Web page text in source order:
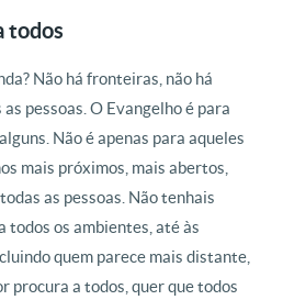
todos
Não há fronteiras, não há
pessoas. O Evangelho é para
Não é apenas para aqueles
mais próximos, mais abertos,
as pessoas. Não tenhais
todos os ambientes, até às
quem parece mais distante,
procura a todos, quer que todos